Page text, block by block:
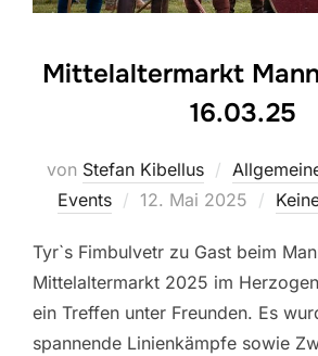
Mittelaltermarkt
16.03.25
von Stefan Kibellus
Events
12. Mai 2025
Tyr`s Fimbulvetr zu Gast beim
Mittelaltermarkt 2025 im
ein Treffen unter Freunden. Es
spannende Linienkämpfe sowie